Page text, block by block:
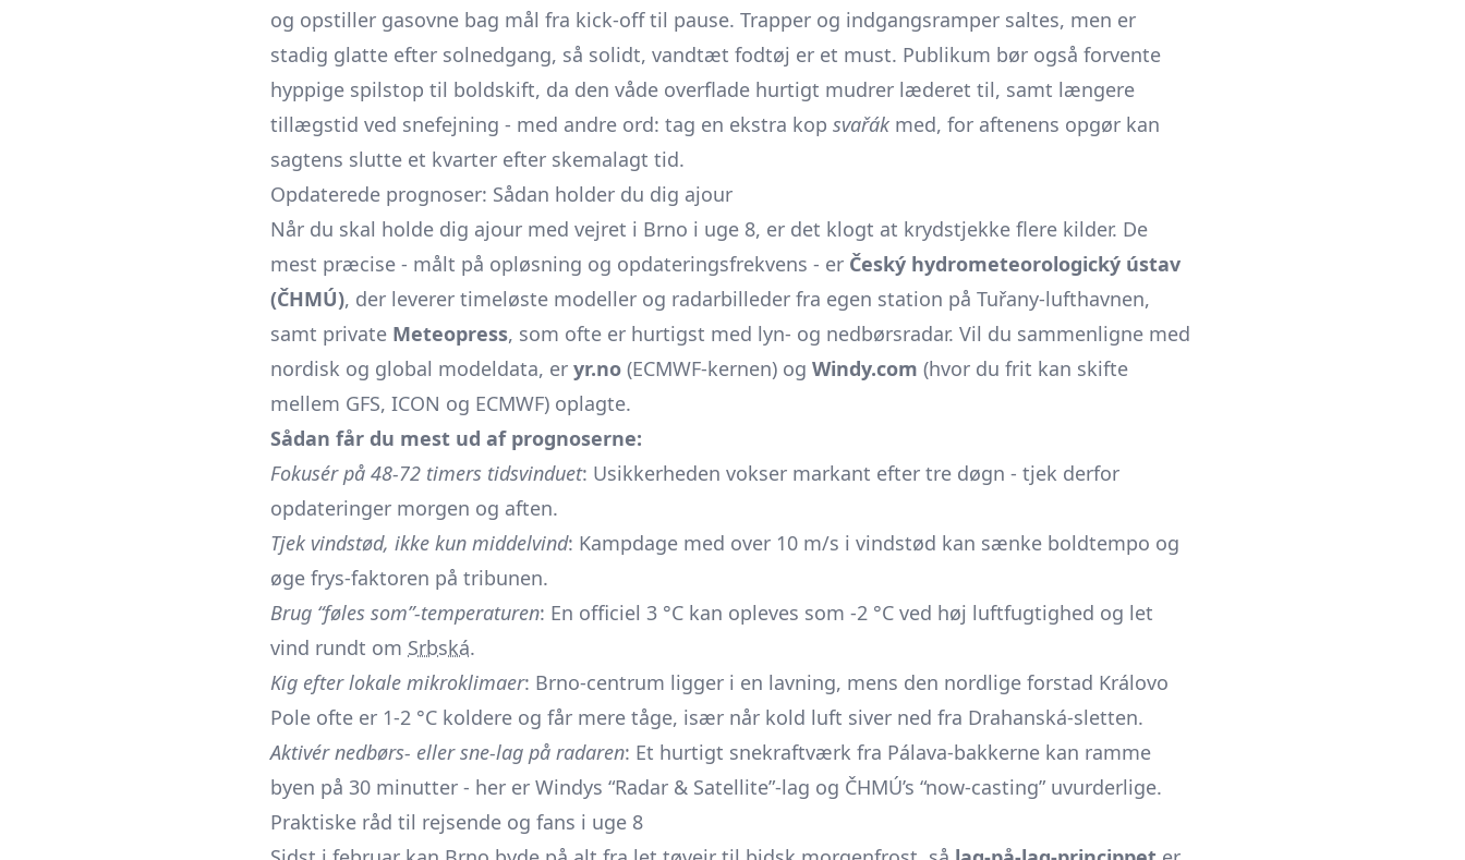
og opstiller gasovne bag mål fra kick-off til pause. Trapper og indgangsramper saltes, men er
stadig glatte efter solnedgang, så solidt, vandtæt fodtøj er et must. Publikum bør også forvente
hyppige spilstop til boldskift, da den våde overflade hurtigt mudrer læderet til, samt længere
tillægstid ved snefejning - med andre ord: tag en ekstra kop svařák med, for aftenens opgør kan
sagtens slutte et kvarter efter skemalagt tid.
Opdaterede prognoser: Sådan holder du dig ajour
Når du skal holde dig ajour med vejret i Brno i uge 8, er det klogt at krydstjekke flere kilder. De
mest præcise - målt på opløsning og opdateringsfrekvens - er Český hydrometeorologický ústav
(ČHMÚ), der leverer timeløste modeller og radarbilleder fra egen station på Tuřany-lufthavnen,
samt private Meteopress, som ofte er hurtigst med lyn- og nedbørsradar. Vil du sammenligne med
nordisk og global modeldata, er yr.no (ECMWF-kernen) og Windy.com (hvor du frit kan skifte
mellem GFS, ICON og ECMWF) oplagte.
Sådan får du mest ud af prognoserne:
Fokusér på 48-72 timers tidsvinduet: Usikkerheden vokser markant efter tre døgn - tjek derfor
opdateringer morgen og aften.
Tjek vindstød, ikke kun middelvind: Kampdage med over 10 m/s i vindstød kan sænke boldtempo og
øge frys-faktoren på tribunen.
Brug “føles som”-temperaturen: En officiel 3 °C kan opleves som -2 °C ved høj luftfugtighed og let
vind rundt om Srbská.
Kig efter lokale mikroklimaer: Brno-centrum ligger i en lavning, mens den nordlige forstad Královo
Pole ofte er 1-2 °C koldere og får mere tåge, især når kold luft siver ned fra Drahanská-sletten.
Aktivér nedbørs- eller sne-lag på radaren: Et hurtigt snekraftværk fra Pálava-bakkerne kan ramme
byen på 30 minutter - her er Windys “Radar & Satellite”-lag og ČHMÚ’s “now-casting” uvurderlige.
Praktiske råd til rejsende og fans i uge 8